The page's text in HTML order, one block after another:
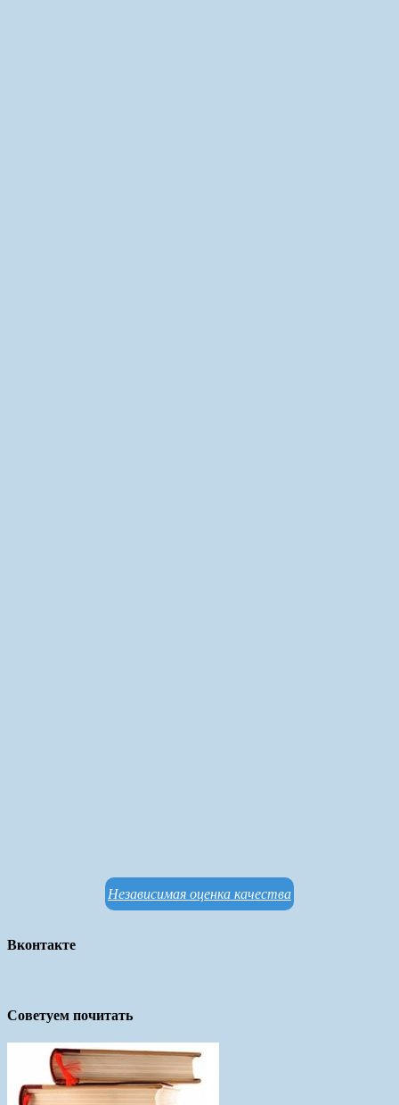
Независимая оценка качества
Вконтакте
Советуем почитать